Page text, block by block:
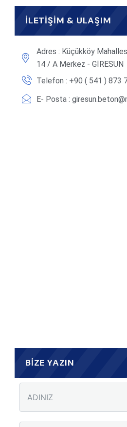
İLETİŞİM & ULAŞIM
Adres : Küçükköy
14 / A Merkez - GİRESUN
Telefon : +90 ( 541 ) 873
E- Posta :
BİZE YAZIN